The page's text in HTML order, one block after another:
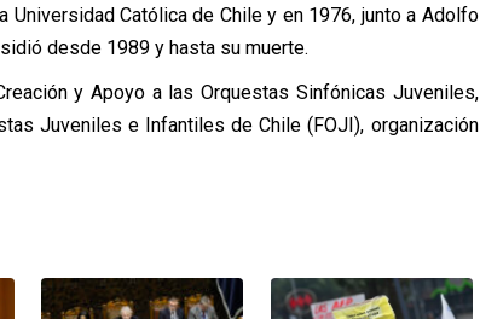
Católica de Chile y en 1976, junto a Adolfo
desde 1989 y hasta su muerte.
y Apoyo a las Orquestas Sinfónicas Juveniles,
Juveniles e Infantiles de Chile (FOJI), organización